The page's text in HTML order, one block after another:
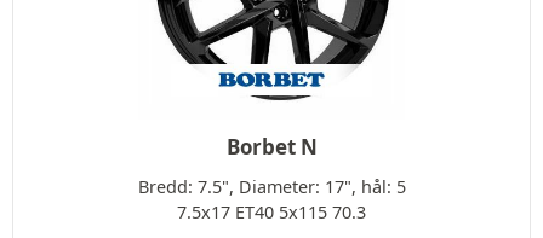
Borbet N
Bredd: 7.5", Diameter: 17", hål: 5
7.5x17 ET40 5x115 70.3